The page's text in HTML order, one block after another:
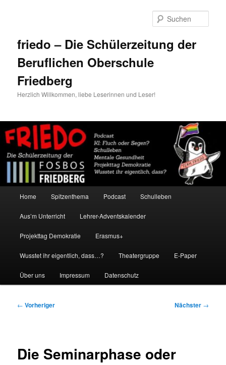
friedo – Die Schülerzeitung der
Beruflichen Oberschule
Friedberg
Herzlich Willkommen, liebe Leserinnen und Leser!
Home Spitzenthema Podcast Schulleben
Aus’m Unterricht Lehrer-Adventskalender
Projekttag Demokratie Erasmus+
Wusstet ihr eigentlich, dass…? Theatergruppe E-Paper
Über uns Impressum Datenschutz
Beitragsnavigation
← Vorheriger Nächster →
Die Seminarphase oder